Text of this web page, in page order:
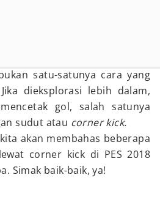
satu-satunya cara yang
dieksplorasi lebih dalam,
gol, salah satunya
sudut atau corner kick.
akan membahas beberapa
corner kick di PES 2018
Simak baik-baik, ya!